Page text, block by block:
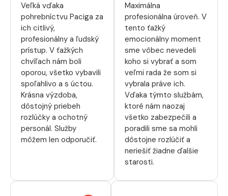
Veľká vďaka
pohrebníctvu Paciga za
ich citlivý,
profesionálny a ľudský
prístup. V ťažkých
chvíľach nám boli
oporou, všetko vybavili
spoľahlivo a s úctou.
Krásna výzdoba,
dôstojný priebeh
rozlúčky a ochotný
personál. Služby
môžem len odporučiť.
Maximálna
profesionálna úroveň. V
tento ťažký
emocionálny moment
sme vôbec nevedeli
koho si vybrať a som
veľmi rada že som si
vybrala práve ich.
Vďaka týmto službám,
ktoré nám naozaj
všetko zabezpečili a
poradili sme sa mohli
dôstojne rozlúčiť a
neriešiť žiadne ďalšie
starosti.